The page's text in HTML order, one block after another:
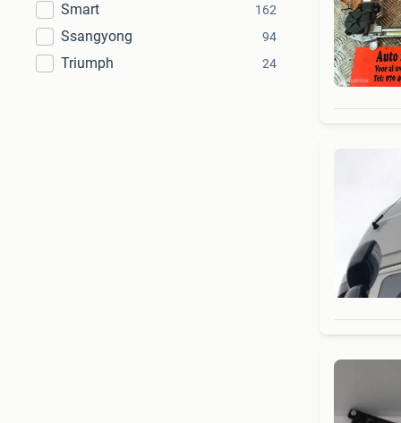
Smart 162
Ssangyong 94
Triumph 24